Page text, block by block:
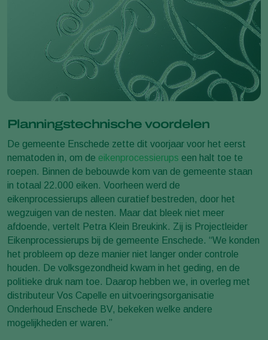
Planningstechnische voordelen
De gemeente Enschede zette dit voorjaar voor het eerst
nematoden in, om de eikenprocessierups een halt toe te
roepen. Binnen de bebouwde kom van de gemeente staan
in totaal 22.000 eiken. Voorheen werd de
eikenprocessierups alleen curatief bestreden, door het
wegzuigen van de nesten. Maar dat bleek niet meer
afdoende, vertelt Petra Klein Breukink. Zij is Projectleider
Eikenprocessierups bij de gemeente Enschede. “We konden
het probleem op deze manier niet langer onder controle
houden. De volksgezondheid kwam in het geding, en de
politieke druk nam toe. Daarop hebben we, in overleg met
distributeur Vos Capelle en uitvoeringsorganisatie
Onderhoud Enschede BV, bekeken welke andere
mogelijkheden er waren.”